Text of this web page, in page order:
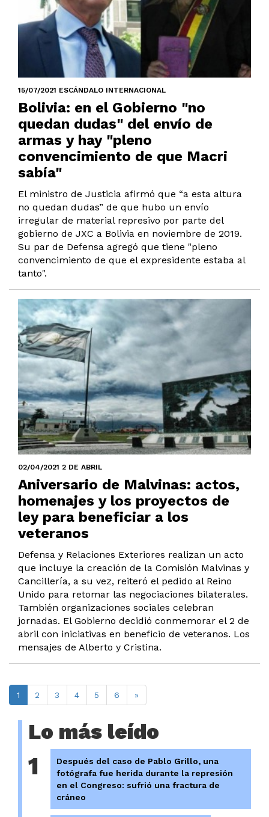
15/07/2021 ESCÁNDALO INTERNACIONAL
Bolivia: en el Gobierno "no
quedan dudas" del envío de
armas y hay "pleno
convencimiento de que Macri
sabía"
El ministro de Justicia afirmó que “a esta altura
no quedan dudas” de que hubo un envío
irregular de material represivo por parte del
gobierno de JXC a Bolivia en noviembre de 2019.
Su par de Defensa agregó que tiene "pleno
convencimiento de que el expresidente estaba al
tanto".
02/04/2021 2 DE ABRIL
Aniversario de Malvinas: actos,
homenajes y los proyectos de
ley para beneficiar a los
veteranos
Defensa y Relaciones Exteriores realizan un acto
que incluye la creación de la Comisión Malvinas y
Cancillería, a su vez, reiteró el pedido al Reino
Unido para retomar las negociaciones bilaterales.
También organizaciones sociales celebran
jornadas. El Gobierno decidió conmemorar el 2 de
abril con iniciativas en beneficio de veteranos. Los
mensajes de Alberto y Cristina.
1 2 3 4 5 6 »
Lo más leído
1
Después del caso de Pablo Grillo, una
fotógrafa fue herida durante la represión
en el Congreso: sufrió una fractura de
cráneo